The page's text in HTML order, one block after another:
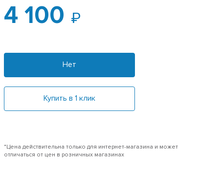
4 100
Нет
Купить в 1 клик
*Цена действительна только для интернет-магазина и может
отличаться от цен в розничных магазинах